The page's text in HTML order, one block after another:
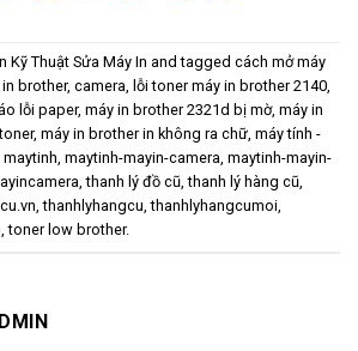
Kỹ Thuật Sửa Máy In and tagged cách mở máy
brother, camera, lỗi toner máy in brother 2140,
lỗi paper, máy in brother 2321d bị mờ, máy in
, máy in brother in không ra chữ, máy tính -
maytinh, maytinh-mayin-camera, maytinh-mayin-
,thanh lý đồ cũ,thanh lý hàng cũ,
,thanhlyhangcu,thanhlyhangcumoi,
,toner low brother.